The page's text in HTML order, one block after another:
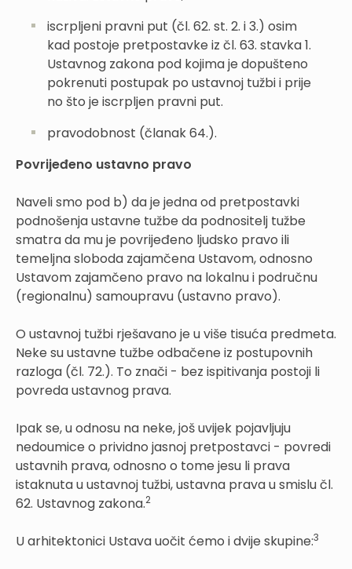
iscrpljeni pravni put (čl. 62. st. 2. i 3.) osim
kad postoje pretpostavke iz čl. 63. stavka 1.
Ustavnog zakona pod kojima je dopušteno
pokrenuti postupak po ustavnoj tužbi i prije
no što je iscrpljen pravni put.
pravodobnost (članak 64.).
Povrijeđeno ustavno pravo
Naveli smo pod b) da je jedna od pretpostavki
podnošenja ustavne tužbe da podnositelj tužbe
smatra da mu je povrijeđeno ljudsko pravo ili
temeljna sloboda zajamčena Ustavom, odnosno
Ustavom zajamčeno pravo na lokalnu i područnu
(regionalnu) samoupravu (ustavno pravo).
O ustavnoj tužbi rješavano je u više tisuća predmeta.
Neke su ustavne tužbe odbačene iz postupovnih
razloga (čl. 72.). To znači - bez ispitivanja postoji li
povreda ustavnog prava.
Ipak se, u odnosu na neke, još uvijek pojavljuju
nedoumice o prividno jasnoj pretpostavci - povredi
ustavnih prava, odnosno o tome jesu li prava
istaknuta u ustavnoj tužbi, ustavna prava u smislu čl.
62. Ustavnog zakona.2
U arhitektonici Ustava uočit ćemo i dvije skupine:3